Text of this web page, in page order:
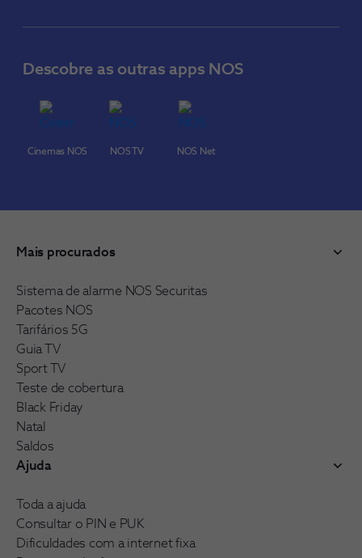
Descobre as outras apps NOS
Cinemas NOS NOS TV NOS Net
Mais procurados
Sistema de alarme NOS Securitas
Pacotes NOS
Tarifários 5G
Guia TV
Sport TV
Teste de cobertura
Black Friday
Natal
Saldos
Ajuda
Toda a ajuda
Consultar o PIN e PUK
Dificuldades com a internet fixa